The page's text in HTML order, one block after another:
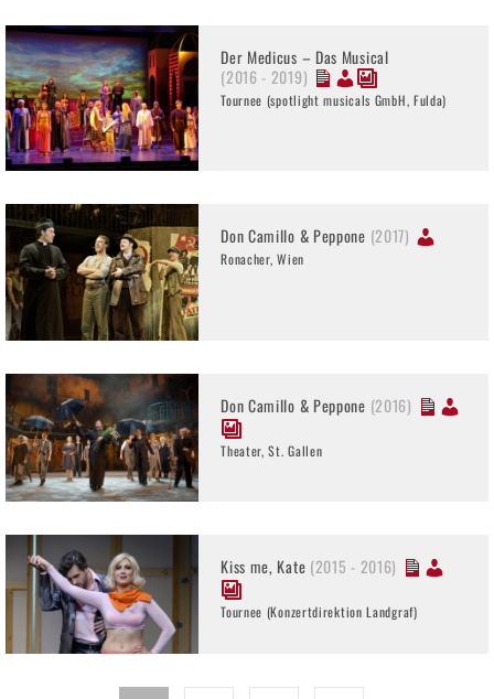
Der Medicus – Das Musical
(2016 - 2019)
Tournee (spotlight musicals GmbH, Fulda)
Don Camillo & Peppone (2017)
Ronacher, Wien
Don Camillo & Peppone (2016)
Theater, St. Gallen
Kiss me, Kate (2015 - 2016)
Tournee (Konzertdirektion Landgraf)